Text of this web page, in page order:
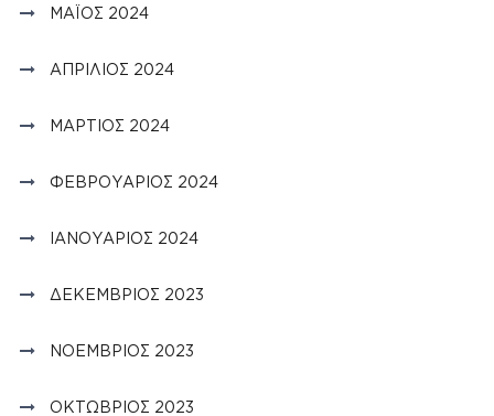
ΜΆΙΟΣ 2024
ΑΠΡΊΛΙΟΣ 2024
ΜΆΡΤΙΟΣ 2024
ΦΕΒΡΟΥΆΡΙΟΣ 2024
ΙΑΝΟΥΆΡΙΟΣ 2024
ΔΕΚΈΜΒΡΙΟΣ 2023
ΝΟΈΜΒΡΙΟΣ 2023
ΟΚΤΏΒΡΙΟΣ 2023